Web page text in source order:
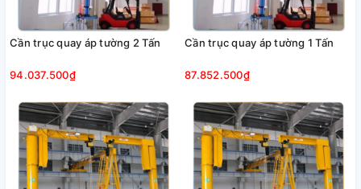
Cần trục quay áp tường 2 Tấn
94.037.500₫
Cần trục quay áp tường 1 Tấn
87.852.500₫